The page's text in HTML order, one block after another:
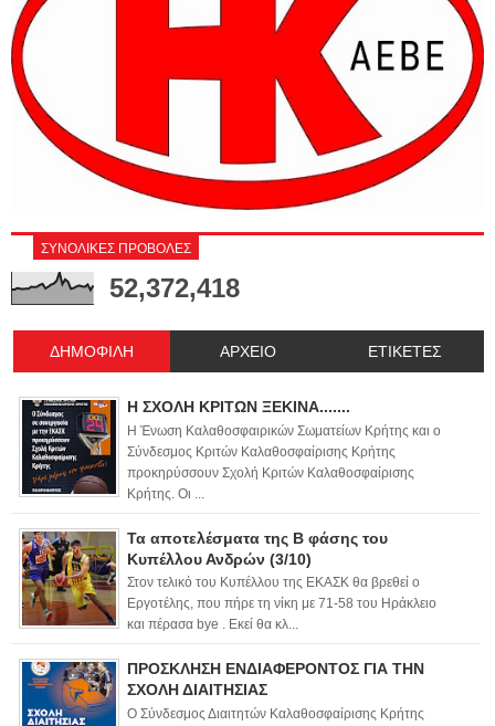
ΣΥΝΟΛΙΚΕΣ ΠΡΟΒΟΛΕΣ
52,372,418
ΔΗΜΟΦΙΛΗ ΑΡΧΕΙΟ ΕΤΙΚΕΤΕΣ
Η ΣΧΟΛΗ ΚΡΙΤΩΝ ΞΕΚΙΝΑ.......
Η Ένωση Καλαθοσφαιρικών Σωματείων Κρήτης και ο
Σύνδεσμος Κριτών Καλαθοσφαίρισης Κρήτης
προκηρύσσουν Σχολή Κριτών Καλαθοσφαίρισης
Κρήτης. Οι ...
Τα αποτελέσματα της Β φάσης του
Κυπέλλου Ανδρών (3/10)
Στον τελικό του Κυπέλλου της ΕΚΑΣΚ θα βρεθεί ο
Εργοτέλης, που πήρε τη νίκη με 71-58 του Ηράκλειο
και πέρασα bye . Εκεί θα κλ...
ΠΡΟΣΚΛΗΣΗ ΕΝΔΙΑΦΕΡΟΝΤΟΣ ΓΙΑ ΤΗΝ
ΣΧΟΛΗ ΔΙΑΙΤΗΣΙΑΣ
Ο Σύνδεσμος Διαιτητών Καλαθοσφαίρισης Κρήτης